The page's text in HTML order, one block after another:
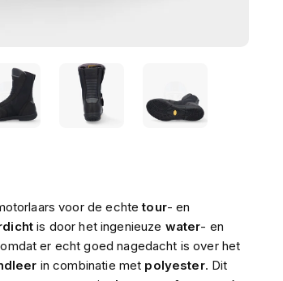
voor de echtetour- en
is door het ingenieuze water- en
er echt goed nagedacht is over het
in combinatie met polyester. Dit